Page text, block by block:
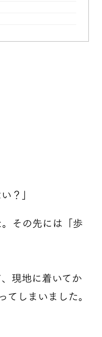
？」
その先には「歩
現地に着いてか
てしまいました。